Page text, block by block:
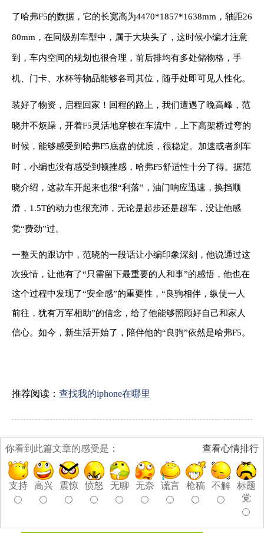
了哈弗F5的数据，它的长宽高为4470*1857*1638mm ，轴距26
80mm ，在同级别车型中，属于大块头了，这时候小编才注意
到，车内空间的规划也很合理，前后排均有多处储物格，手
机、门卡、水杯等物品能够各司其位，随手处即可见人性化。
装好了物资，启程回家！回程的路上，我们遭遇了晚高峰，范
晓并不烦躁，开着F5灵活地穿梭在车流中，上下高架桥过弯的
时候，能够感受到 哈弗F5底盘的优质，很稳定。加速或者刹车
时，小编也没有感受到顿挫感， 哈弗F5舒适性十分了得。据范
晓介绍， 这款车开起来也很“利落”， 油门响应迅速， 换挡顺
滑 ， 1.5T的动力也很充沛，无论是起步还是超车，没让他感
觉“费劲”过。
一整天的跟访中 ，范晓的一段话让小编印象深刻，他说通过这
次疫情，让他有了“只需留下最重要的人和事”的感悟，他也在
这个过程中发现了“安全感”的重要性，“良驹相伴，纵使一人
前往，犹有万军相助”的信念，给了他能够照顾好自己和家人
信心。如今，新生活开始了，陪伴他的“良驹”依然是哈弗F5。
推荐阅读： 查找我的iphone在哪里
查看心情排行
你看到此篇文章的感受是：
支持 高兴 震惊 愤怒 无聊 无奈 谎言 枪稿 不解
标题
党